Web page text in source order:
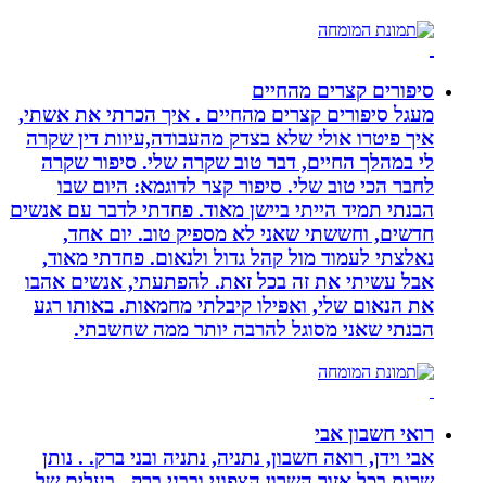
סיפורים קצרים מהחיים
מעגל סיפורים קצרים מהחיים . איך הכרתי את אשתי,
איך פיטרו אולי שלא בצדק מהעבודה,עיוות דין שקרה
לי במהלך החיים, דבר טוב שקרה שלי. סיפור שקרה
לחבר הכי טוב שלי. סיפור קצר לדוגמא: היום שבו
הבנתי תמיד הייתי ביישן מאוד. פחדתי לדבר עם אנשים
חדשים, וחששתי שאני לא מספיק טוב. יום אחד,
נאלצתי לעמוד מול קהל גדול ולנאום. פחדתי מאוד,
אבל עשיתי את זה בכל זאת. להפתעתי, אנשים אהבו
את הנאום שלי, ואפילו קיבלתי מחמאות. באותו רגע
הבנתי שאני מסוגל להרבה יותר ממה שחשבתי.
רואי חשבון אבי
אבי וידן, רואה חשבון, נתניה, נתניה ובני ברק. . נותן